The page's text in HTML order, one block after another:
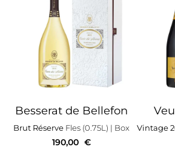
Besserat de Bellefon
Brut Réserve Fles (0.75L) | Box
190,00 €
Vintage